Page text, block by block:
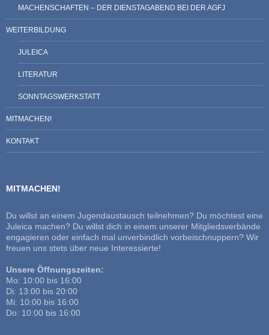
MACHENSCHAFTEN – DER DIENSTAGABEND BEI DER AGFJ
WEITERBILDUNG
JULEICA
LITERATUR
SONNTAGSWERKSTATT
MITMACHEN!
KONTAKT
MITMACHEN!
Du willst an einem Jugendaustausch teilnehmen? Du möchtest eine
Juleica machen? Du willst dich in einem unserer Mitgliedsverbände
engagieren oder einfach mal unverbindlich vorbeischnuppern? Wir
freuen uns stets über neue Interessierte!
Unsere Öffnungszeiten:
Mo: 10:00 bis 16:00
Di: 13:00 bis 20:00
Mi: 10:00 bis 16:00
Do: 10:00 bis 16:00